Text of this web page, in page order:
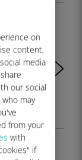
on
content,
media
our social
may
from your
with
if
11